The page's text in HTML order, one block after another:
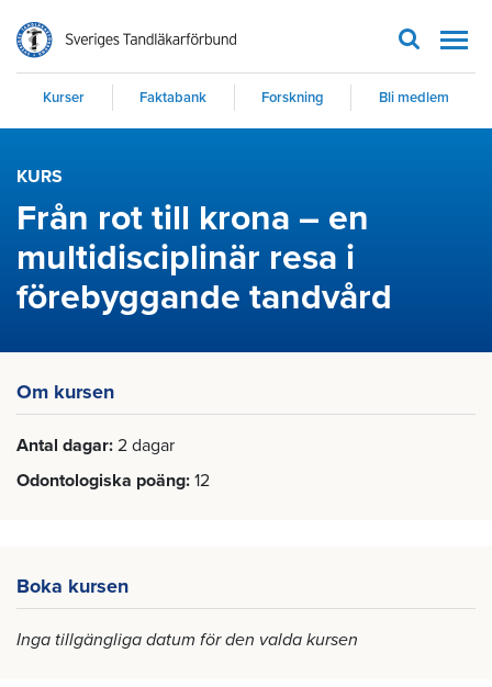
Kurser Faktabank Forskning Bli medlem
KURS
Från rot till krona – en
multidisciplinär resa i
förebyggande tandvård
Om kursen
Antal dagar 2 dagar
Odontologiska poäng 12
Boka kursen
Inga tillgängliga datum för den valda kursen